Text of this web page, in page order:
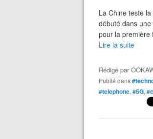
La Chine teste
débuté dans
pour la première
Lire la suite
Rédigé par
Publié dans
#telephone, #5G,